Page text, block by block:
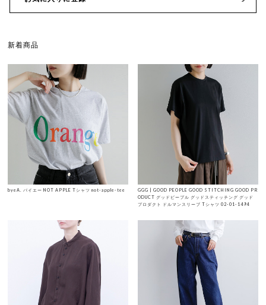
新着商品
byeA. バイエー NOT APPLE Tシャツ not-apple-tee
GGG | GOOD PEOPLE GOOD STITCHING GOOD PR
ODUCT グッドピープル グッドスティッチング グッド
プロダクト ドルマンスリーブ Tシャツ 02-01-1494